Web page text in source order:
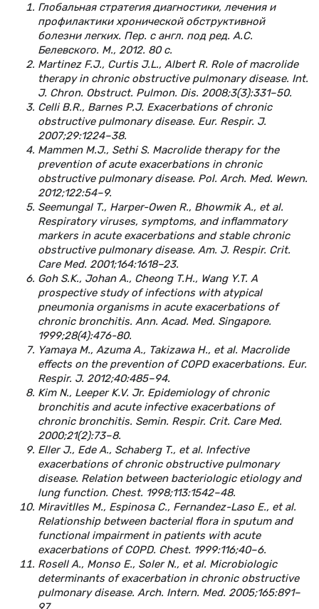
Глобальная стратегия диагностики, лечения и
профилактики хронической обструктивной
болезни легких. Пер. с англ. под ред. А.С.
Белевского. М., 2012. 80 с.
Martinez F.J., Curtis J.L., Albert R. Role of macrolide
therapy in chronic obstructive pulmonary disease. Int.
J. Chron. Obstruct. Pulmon. Dis. 2008;3(3):331–50.
Celli B.R., Barnes P.J. Exacerbations of chronic
obstructive pulmonary disease. Eur. Respir. J.
2007;29:1224–38.
Mammen M.J., Sethi S. Macrolide therapy for the
prevention of acute exacerbations in chronic
obstructive pulmonary disease. Pol. Arch. Med. Wewn.
2012;122:54–9.
Seemungal T., Harper-Owen R., Bhowmik A., et al.
Respiratory viruses, symptoms, and inflammatory
markers in acute exacerbations and stable chronic
obstructive pulmonary disease. Am. J. Respir. Crit.
Care Med. 2001;164:1618–23.
Goh S.K., Johan A., Cheong T.H., Wang Y.T. A
prospective study of infections with atypical
pneumonia organisms in acute exacerbations of
chronic bronchitis. Ann. Acad. Med. Singapore.
1999;28(4):476-80.
Yamaya M., Azuma A., Takizawa H., et al. Macrolide
effects on the prevention of COPD exacerbations. Eur.
Respir. J. 2012;40:485–94.
Kim N., Leeper K.V. Jr. Epidemiology of chronic
bronchitis and acute infective exacerbations of
chronic bronchitis. Semin. Respir. Crit. Care Med.
2000;21(2):73–8.
Eller J., Ede A., Schaberg T., et al. Infective
exacerbations of chronic obstructive pulmonary
disease. Relation between bacteriologic etiology and
lung function. Chest. 1998;113:1542–48.
Miravitlles M., Espinosa C., Fernandez-Laso E., et al.
Relationship between bacterial flora in sputum and
functional impairment in patients with acute
exacerbations of COPD. Chest. 1999:116;40–6.
Rosell A., Monso E., Soler N., et al. Microbiologic
determinants of exacerbation in chronic obstructive
pulmonary disease. Arch. Intern. Med. 2005;165:891–